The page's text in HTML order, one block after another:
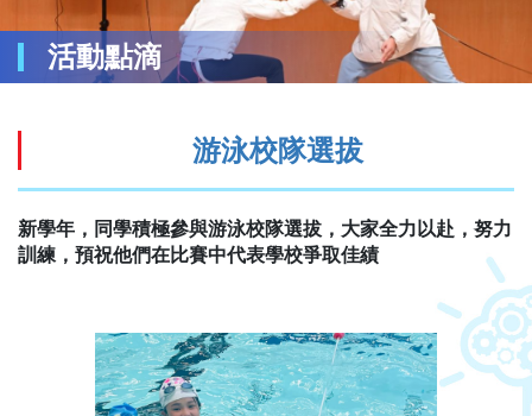
活動點滴
游泳校隊選拔
新學年，同學積極參與游泳校隊選拔，大家全力以赴，努力
訓練，預祝他們在比賽中代表學校爭取佳績